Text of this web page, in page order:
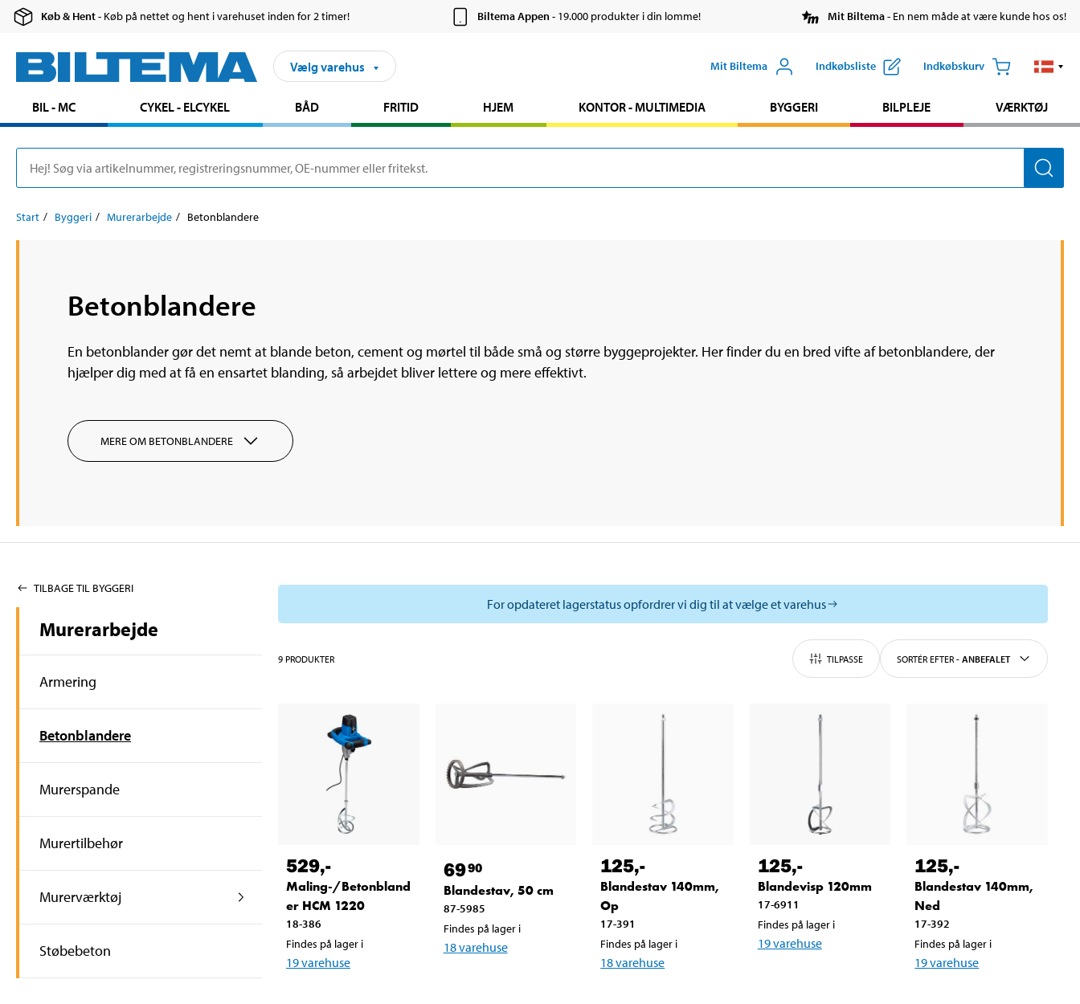
Køb & Hent- Køb på nettet og hent i varehuset inden for 2 timer! Biltema Appen- 19.000 produkter i din lomme! Mit Biltema- En nem måde at være kunde hos os!
Vælg varehus Mit Biltema Indkøbsliste Indkøbskurv
BIL - MC CYKEL - ELCYKEL BÅD FRITID HJEM KONTOR - MULTIMEDIA BYGGERI BILPLEJE VÆRKTØJ
Start Byggeri Murerarbejde Betonblandere
Betonblandere
En betonblander gør det nemt at blande beton, cement og mørtel til både små og større byggeprojekter. Her finder du en bred vifte af betonblandere, der
hjælper dig med at få en ensartet blanding, så arbejdet bliver lettere og mere effektivt.
MERE OM BETONBLANDERE
TILBAGE TIL BYGGERI
Murerarbejde
Armering
Betonblandere
Murerspande
Murertilbehør
Murerværktøj
Støbebeton
For opdateret lagerstatus opfordrer vi dig til at vælge et varehus
9 PRODUKTER TILPASSE SORTÉR EFTER - ANBEFALET
529,-
Maling-/Betonbland
er HCM 1220
18-386
Findes på lager i
19varehuse
6990
Blandestav, 50 cm
87-5985
Findes på lager i
18varehuse
125,-
Blandestav 140mm,
Op
17-391
Findes på lager i
18varehuse
125,-
Blandevisp 120mm
17-6911
Findes på lager i
19varehuse
125,-
Blandestav 140mm,
Ned
17-392
Findes på lager i
19varehuse